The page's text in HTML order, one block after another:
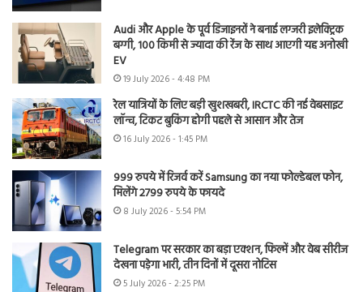
Audi और Apple के पूर्व डिजाइनरों ने बनाई लग्जरी इलेक्ट्रिक
बग्गी, 100 किमी से ज्यादा की रेंज के साथ आएगी यह अनोखी
EV
19 July 2026 - 4:48 PM
रेल यात्रियों के लिए बड़ी खुशखबरी, IRCTC की नई वेबसाइट
लॉन्च, टिकट बुकिंग होगी पहले से आसान और तेज
16 July 2026 - 1:45 PM
999 रुपये में रिजर्व करें Samsung का नया फोल्डेबल फोन,
मिलेंगे 2799 रुपये के फायदे
8 July 2026 - 5:54 PM
Telegram पर सरकार का बड़ा एक्शन, फिल्में और वेब सीरीज
देखना पड़ेगा भारी, तीन दिनों में दूसरा नोटिस
5 July 2026 - 2:25 PM